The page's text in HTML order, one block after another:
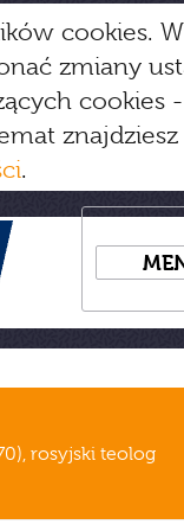
cookies.
zmiany
cookies
.
rosyjski teolog